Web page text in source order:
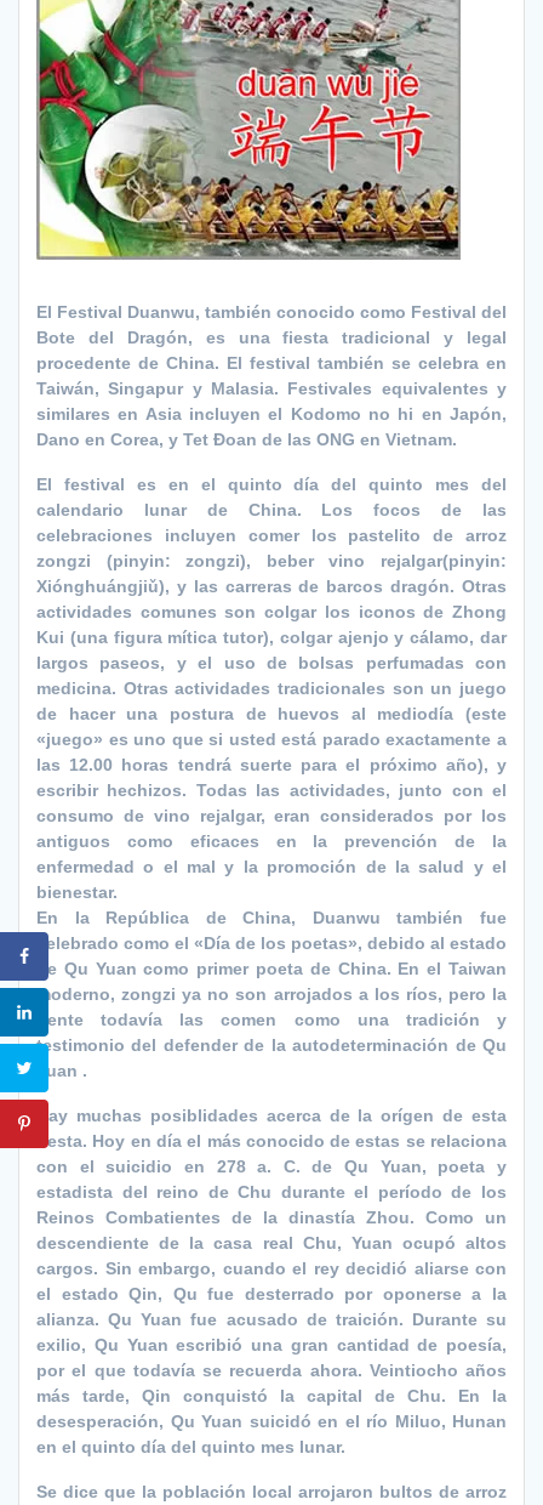
El Festival Duanwu, también conocido como Festival del
Bote del Dragón, es una fiesta tradicional y legal
procedente de China. El festival también se celebra en
Taiwán, Singapur y Malasia. Festivales equivalentes y
similares en Asia incluyen el Kodomo no hi en Japón,
Dano en Corea, y Tet Đoan de las ONG en Vietnam.
El festival es en el quinto día del quinto mes del
calendario lunar de China. Los focos de las
celebraciones incluyen comer los pastelito de arroz
zongzi (pinyin: zongzi), beber vino rejalgar(pinyin:
Xiónghuángjiǔ), y las carreras de barcos dragón. Otras
actividades comunes son colgar los iconos de Zhong
Kui (una figura mítica tutor), colgar ajenjo y cálamo, dar
largos paseos, y el uso de bolsas perfumadas con
medicina. Otras actividades tradicionales son un juego
de hacer una postura de huevos al mediodía (este
«juego» es uno que si usted está parado exactamente a
las 12.00 horas tendrá suerte para el próximo año), y
escribir hechizos. Todas las actividades, junto con el
consumo de vino rejalgar, eran considerados por los
antiguos como eficaces en la prevención de la
enfermedad o el mal y la promoción de la salud y el
bienestar.
En la República de China, Duanwu también fue
celebrado como el «Día de los poetas», debido al estado
de Qu Yuan como primer poeta de China. En el Taiwan
moderno, zongzi ya no son arrojados a los ríos, pero la
gente todavía las comen como una tradición y
testimonio del defender de la autodeterminación de Qu
Yuan .
Hay muchas posiblidades acerca de la orígen de esta
fiesta. Hoy en día el más conocido de estas se relaciona
con el suicidio en 278 a. C. de Qu Yuan, poeta y
estadista del reino de Chu durante el período de los
Reinos Combatientes de la dinastía Zhou. Como un
descendiente de la casa real Chu, Yuan ocupó altos
cargos. Sin embargo, cuando el rey decidió aliarse con
el estado Qin, Qu fue desterrado por oponerse a la
alianza. Qu Yuan fue acusado de traición. Durante su
exilio, Qu Yuan escribió una gran cantidad de poesía,
por el que todavía se recuerda ahora. Veintiocho años
más tarde, Qin conquistó la capital de Chu. En la
desesperación, Qu Yuan suicidó en el río Miluo, Hunan
en el quinto día del quinto mes lunar.
Se dice que la población local arrojaron bultos de arroz